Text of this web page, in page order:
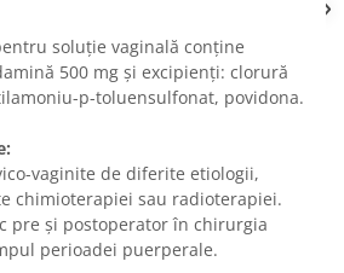
soluție vaginală conține
500 mg și excipienți: clorură
p-toluensulfonat, povidona.
vaginite de diferite etiologii,
chimioterapiei sau radioterapiei.
pre și postoperator în chirurgia
perioadei puerperale.